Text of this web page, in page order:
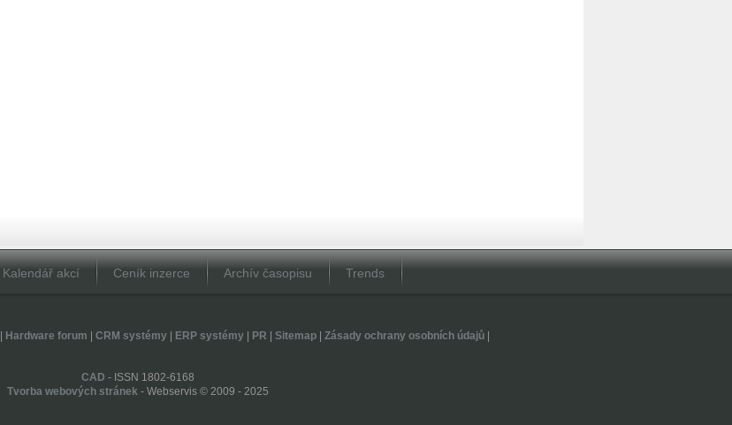
Kalendář akcí Ceník inzerce Archív časopisu Trends
Hardware forum CRM systémy| ERP systémy| PR Sitemap| Zásady ochrany osobních údajů|
CAD - ISSN 1802-6168
Tvorba webových stránek - Webservis © 2009 - 2025